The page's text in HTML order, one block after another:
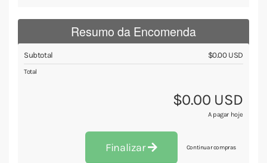
Resumo da Encomenda
Subtotal $0.00 USD
Total
$0.00 USD
A pagar hoje
Finalizar Continuar compras